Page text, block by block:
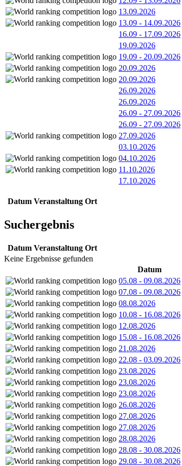
13.09.2026
13.09 - 14.09.2026
16.09 - 17.09.2026
19.09.2026
19.09 - 20.09.2026
20.09.2026
20.09.2026
26.09.2026
26.09.2026
26.09 - 27.09.2026
26.09 - 27.09.2026
27.09.2026
03.10.2026
04.10.2026
11.10.2026
17.10.2026
Datum Veranstaltung Ort
Suchergebnis
Datum Veranstaltung Ort
Keine Ergebnisse gefunden
Datum
05.08 - 09.08.2026
07.08 - 09.08.2026
08.08.2026
10.08 - 16.08.2026
12.08.2026
15.08 - 16.08.2026
21.08.2026
22.08 - 03.09.2026
23.08.2026
23.08.2026
23.08.2026
26.08.2026
27.08.2026
27.08.2026
28.08.2026
28.08 - 30.08.2026
29.08 - 30.08.2026